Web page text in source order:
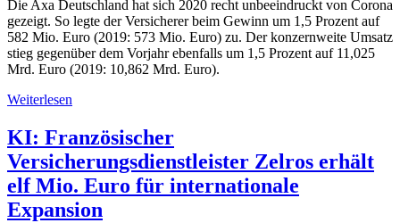
Die Axa Deutschland hat sich 2020 recht unbeeindruckt von Corona
gezeigt. So legte der Versicherer beim Gewinn um 1,5 Prozent auf
582 Mio. Euro (2019: 573 Mio. Euro) zu. Der konzernweite Umsatz
stieg gegenüber dem Vorjahr ebenfalls um 1,5 Prozent auf 11,025
Mrd. Euro (2019: 10,862 Mrd. Euro).
Weiterlesen
KI: Französischer
Versicherungsdienstleister Zelros erhält
elf Mio. Euro für internationale
Expansion